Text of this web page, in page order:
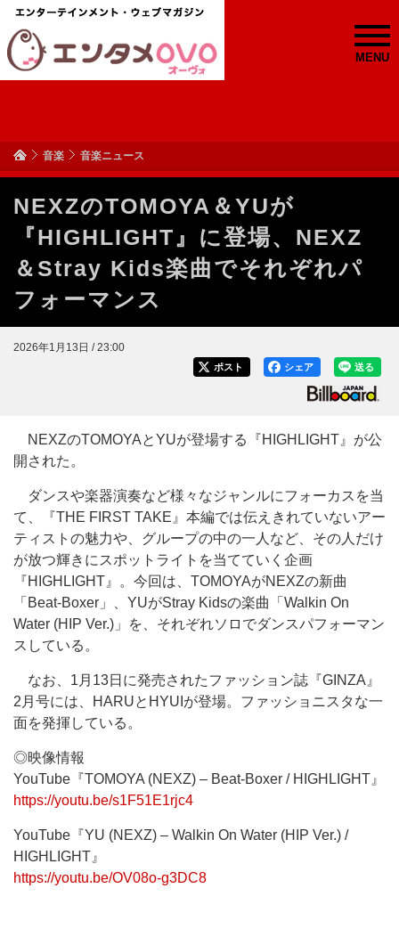
MENU
音楽 音楽ニュース
NEXZのTOMOYA＆YUが
『HIGHLIGHT』に登場、NEXZ
＆Stray Kids楽曲でそれぞれパ
フォーマンス
2026年1月13日 / 23:00
送る
シェア
ポスト
NEXZのTOMOYAとYUが登場する『HIGHLIGHT』が公
開された。
ダンスや楽器演奏など様々なジャンルにフォーカスを当
て、『THE FIRST TAKE』本編では伝えきれていないアー
ティストの魅力や、グループの中の一人など、その人だけ
が放つ輝きにスポットライトを当てていく企画
『HIGHLIGHT』。今回は、TOMOYAがNEXZの新曲
「Beat-Boxer」、YUがStray Kidsの楽曲「Walkin On
Water (HIP Ver.)」を、それぞれソロでダンスパフォーマン
スしている。
なお、1月13日に発売されたファッション誌『GINZA』
2月号には、HARUとHYUIが登場。ファッショニスタな一
面を発揮している。
◎映像情報
YouTube『TOMOYA (NEXZ) – Beat-Boxer / HIGHLIGHT』
https://youtu.be/s1F51E1rjc4
YouTube『YU (NEXZ) – Walkin On Water (HIP Ver.) /
HIGHLIGHT』
https://youtu.be/OV08o-g3DC8